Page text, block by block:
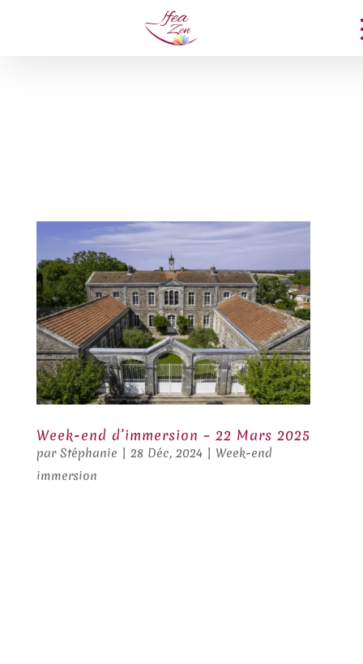
Week-end d’immersion – 22 Mars 2025
par Stéphanie | 28 Déc, 2024 | Week-end
immersion